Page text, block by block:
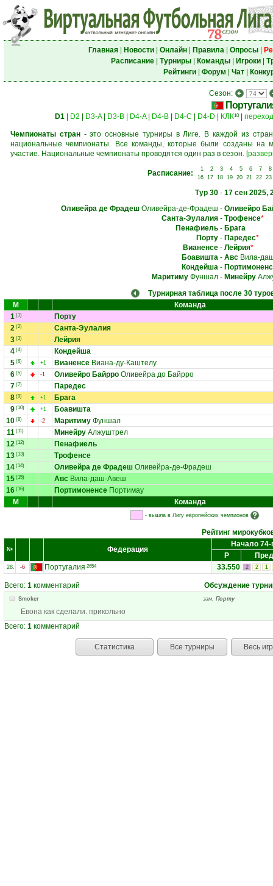
Главная| Новости| Онлайн| Правила| Опросы|
Расписание| Турниры| Команды| Игроки|
Рейтинги| Форум Чат|
Сезон:
D1| D2 D3-A| D3-B| D4-A| D4-B| D4-C D4-D КЛК10|
Чемпионаты стран- это основные турниры в Лиге. В каждой из
национальные чемпионаты. Все команды, которые были созданы на
участие. Национальные чемпионаты проводятся один раз в сезон. [
Расписание: 1 2 3 4 5 6 7
8
16
17 18 19 20 21 22 23
Тур 30- 17 сен 2025,
Оливейра де ФрадешОливейра-де-Фрадеш - Оливейро
Санта-Эулалия- Трофенсе*
Пенафиель- Брага
Порту- Паредес*
Вианенсе- Лейрия*
Боавишта- АвсВила-
Кондейша-
МаритимуФуншал- Минейру
Турнирная таблица после 30
М
Команда
1 (1)
Порту
2 (2)
Санта-Эулалия
3 (3)
Лейрия
4 (4)
Кондейша
5 (6) +1 Вианенсе Виана-ду-Каштелу
6 (5) -1 Оливейро Байрро Оливейра до Байрро
7 (7)
Паредес
8 (9) +1
Брага
9 (10) +1
Боавишта
10 (8) -2 Маритиму Фуншал
11 (11) Минейру Алжуштрел
12 (12)
Пенафиель
13 (13)
Трофенсе
14 (14) Оливейра де Фрадеш Оливейра-де-Фрадеш
15 (15) Авс Вила-даш-Авеш
16 (16) Портимоненсе Портимау
М
Команда
- вышла в Лигу европейских чемпионов
Рейтинг
№ Федерация
Начало 74-
Р
28. -6 Португалия 2654 33.550 2 2 1
Всего: 1 комментарий Обсуждение
Smoker зам. Порту
Евона как сделали. прикольно
Всего: 1 комментарий
Статистика Все турниры Весь